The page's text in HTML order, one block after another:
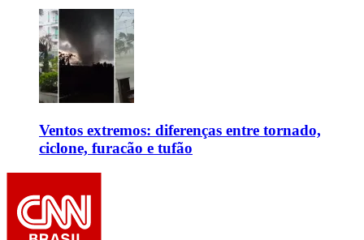
Ventos extremos: diferenças entre tornado,
ciclone, furacão e tufão